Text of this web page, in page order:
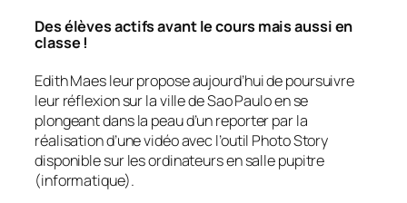
Des élèves actifs avant le cours mais aussi en
classe !
Edith Maes leur propose aujourd’hui de poursuivre
leur réflexion sur la ville de Sao Paulo en se
plongeant dans la peau d’un reporter par la
réalisation d’une vidéo avec l’outil Photo Story
disponible sur les ordinateurs en salle pupitre
(informatique).